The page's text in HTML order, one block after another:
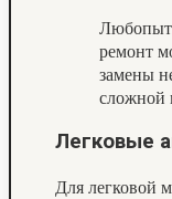
ремонт
замены
сложной
Легковые
Для легковой